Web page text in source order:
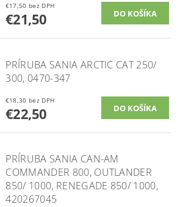
€17,50 bez DPH
€21,50
PRÍRUBA SANIA ARCTIC CAT 250/
300, 0470-347
€18,30 bez DPH
€22,50
PRÍRUBA SANIA CAN-AM
COMMANDER 800, OUTLANDER
850/ 1000, RENEGADE 850/ 1000,
420267045